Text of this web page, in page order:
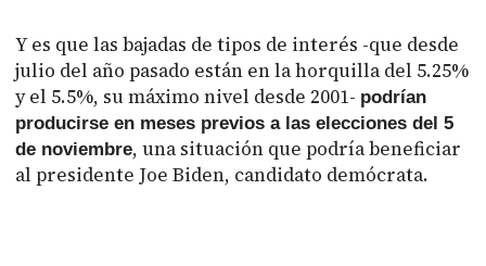
Y es que las bajadas de tipos de interés -que desde
julio del año pasado están en la horquilla del 5.25%
y el 5.5%, su máximo nivel desde 2001- podrían
producirse en meses previos a las elecciones del 5
de noviembre, una situación que podría beneficiar
al presidente Joe Biden, candidato demócrata.